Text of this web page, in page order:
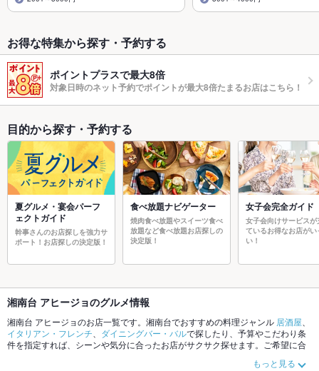
お得な特集から探す・予約する
ポイントプラスで最大8倍
対象日時のネット予約でポイントが最大8倍たまるお店はこちら！
目的から探す・予約する
夏グルメ・宴会パーフ
ェクトガイド
幹事さんのお店探しを強力サ
ポート！お店探しの決定版！
食べ放題ナビゲーター
焼肉食べ放題やスイーツ食べ
放題など食べ放題お店探しの
決定版！
女子会完全ガイド
女子会向けサービスが
ているお得なお店がい
い！
湘南台 アヒージョのグルメ情報
湘南台 アヒージョのお店一覧です。湘南台でおすすめの料理ジャンル 居酒屋
イタリアン・フレンチ
ダイニングバー・バルで探したり、予算やこだわり条
件を指定すれば、シーンや気分に合ったお店がサクサク探せます。ご希望に合
してみてください。ホットペッパーグルメなら、お得なクーポンはもちろん、
もっと見る